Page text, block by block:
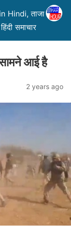
Hindi, ताजा ख़बरें,
समाचार
सामने आई है
2 years ago